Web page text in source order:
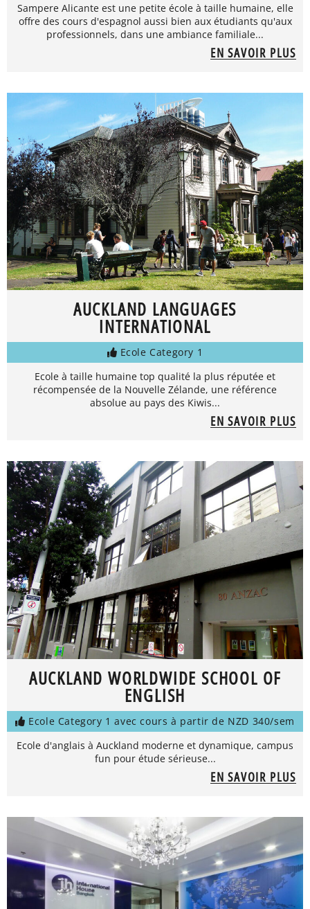
Sampere Alicante est une petite école à taille humaine, elle
offre des cours d'espagnol aussi bien aux étudiants qu'aux
professionnels, dans une ambiance familiale...
EN SAVOIR PLUS
AUCKLAND LANGUAGES
INTERNATIONAL
Ecole Category 1
Ecole à taille humaine top qualité la plus réputée et
récompensée de la Nouvelle Zélande, une référence
absolue au pays des Kiwis...
EN SAVOIR PLUS
AUCKLAND WORLDWIDE SCHOOL OF
ENGLISH
Ecole Category 1 avec cours à partir de NZD 340/sem
Ecole d'anglais à Auckland moderne et dynamique, campus
fun pour étude sérieuse...
EN SAVOIR PLUS